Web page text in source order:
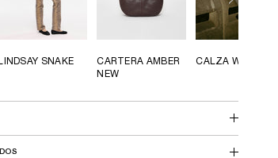
LINDSAY SNAKE
CARTERA AMBER
NEW
CALZA WOOL